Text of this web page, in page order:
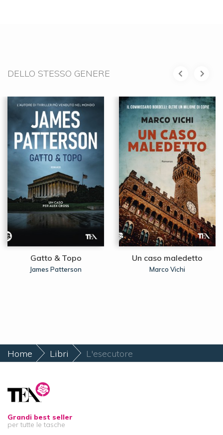
DELLO STESSO GENERE
Gatto & Topo
James Patterson
Un caso maledetto
Marco Vichi
Home Libri L'esecutore
Grandi best seller
per tutte le tasche